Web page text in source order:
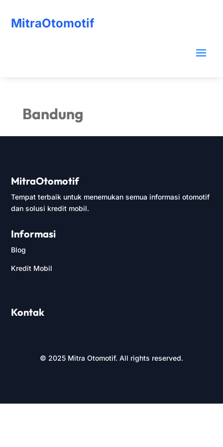
MitraOtomotif
Bandung
MitraOtomotif
Tempat terbaik untuk menemukan semua informasi otomotif
dan solusi kredit mobil.
Informasi
Blog
Kredit Mobil
Kontak
© 2025 Mitra Otomotif. All rights reserved.